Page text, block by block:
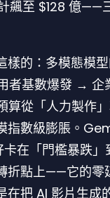
飆至 $128 億——
樣的：多模態模
者基數爆發 → 企
從「人力製作
指數級膨脹。
在「門檻暴跌」
折點上——它的零
在把 AI 影片生成